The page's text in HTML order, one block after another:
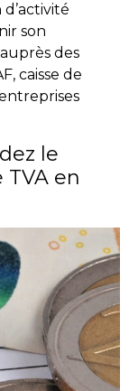
son
des
caisse de
le
en